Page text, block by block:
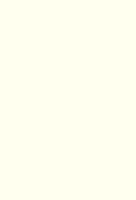
לכתף
זה
כאשר